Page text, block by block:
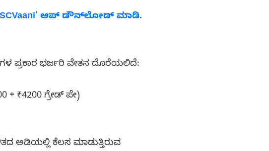
ಆಪ್ ಡೌನ್‌ಲೋಡ್ ಮಾಡಿ.
ಪ್ರಕಾರ ಭರ್ಜರಿ ವೇತನ ದೊರೆಯಲಿದೆ:
+ ₹4200 ಗ್ರೇಡ್ ಪೇ)
ಅಡಿಯಲ್ಲಿ ಕೆಲಸ ಮಾಡುತ್ತಿರುವ